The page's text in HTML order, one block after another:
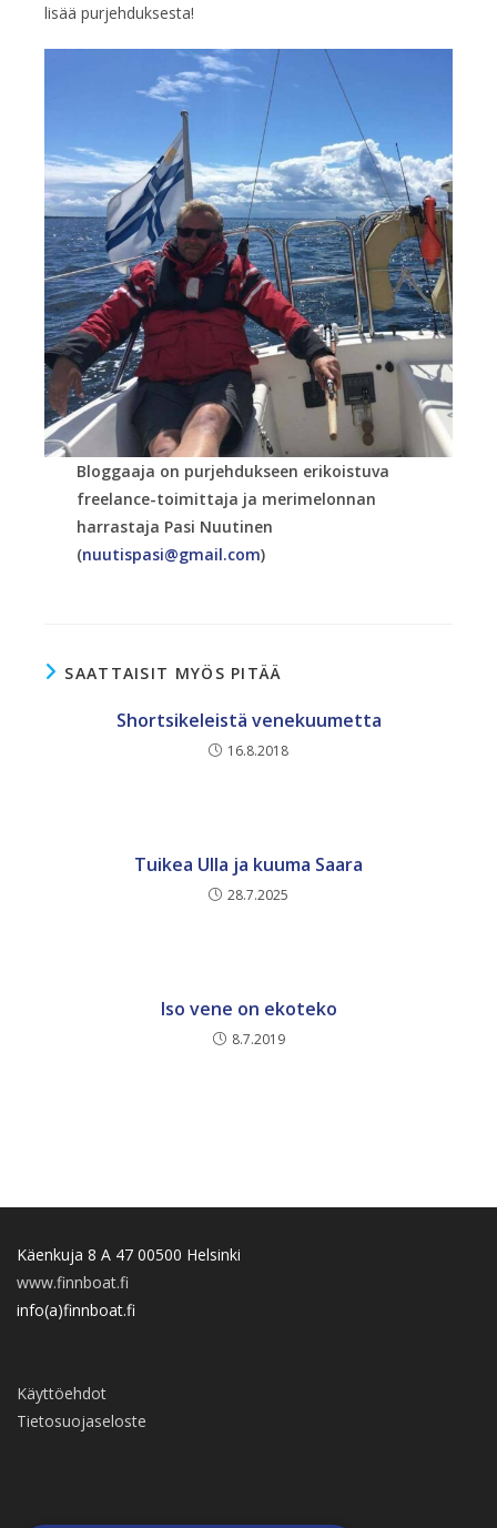
lisää purjehduksesta!
Bloggaaja on purjehdukseen erikoistuva
freelance-toimittaja ja merimelonnan
harrastaja Pasi Nuutinen
(nuutispasi@gmail.com)
SAATTAISIT MYÖS PITÄÄ
Shortsikeleistä venekuumetta
16.8.2018
Tuikea Ulla ja kuuma Saara
28.7.2025
Iso vene on ekoteko
8.7.2019
Käenkuja 8 A 47 00500 Helsinki
www.finnboat.fi
info(a)finnboat.fi
Käyttöehdot
Tietosuojaseloste